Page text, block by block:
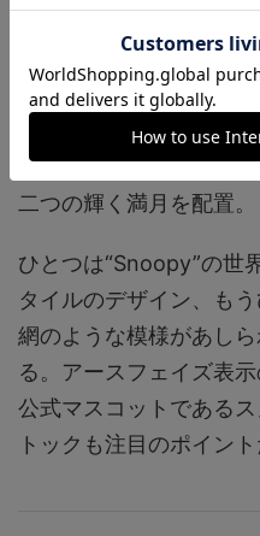
とは逆の動きを見せる。
2時と3時位置の間にあ
作が発売される8月の満
ョウザメ月）”にイン
二つの輝く満月を配置。
ひとつは“Snoopy”の世
タイルのデザイン、も
網のような模様があし
る。アースフェイズ表
公式マスコットである
トックも注目のポイント